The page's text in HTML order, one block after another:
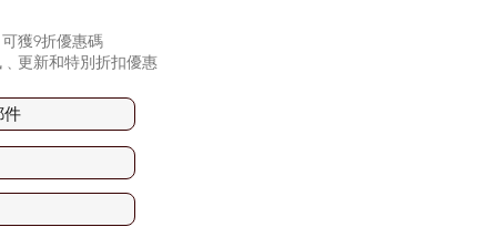
獲9折優惠碼
更新和特別折扣優惠